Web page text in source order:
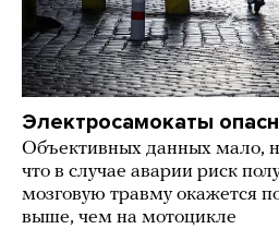
Электросамокаты
Объективных данных мало,
что в случае аварии риск
мозговую травму окажется
выше, чем на мотоцикле